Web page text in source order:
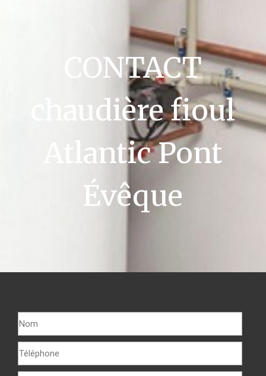
CONTACT
chaudière fioul
Atlantic Pont
Évêque